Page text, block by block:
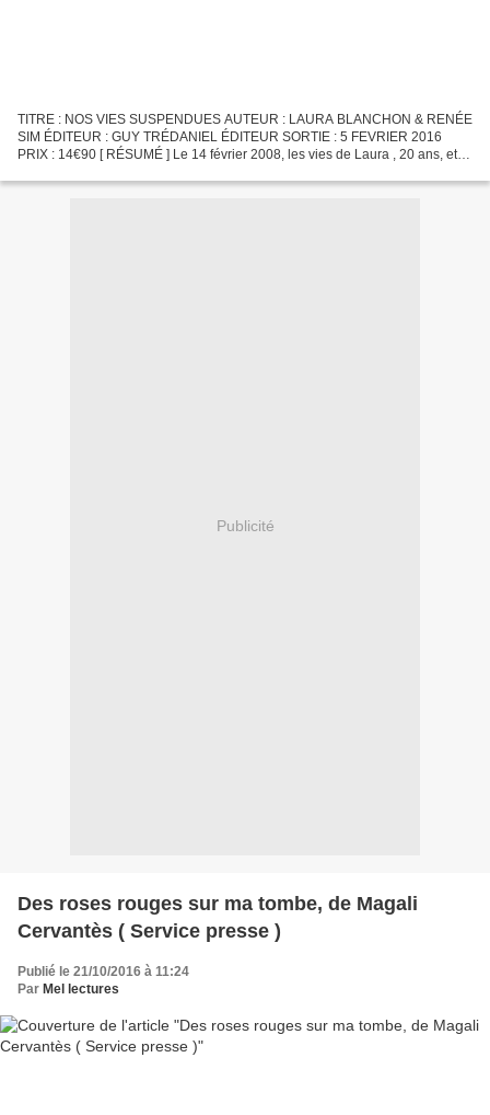
TITRE : NOS VIES SUSPENDUES AUTEUR : LAURA BLANCHON & RENÉE
SIM ÉDITEUR : GUY TRÉDANIEL ÉDITEUR SORTIE : 5 FEVRIER 2016
PRIX : 14€90 [ RÉSUMÉ ] Le 14 février 2008, les vies de Laura , 20 ans, et
Publicité
Des roses rouges sur ma tombe, de Magali
Cervantès ( Service presse )
Publié le 21/10/2016 à 11:24
Par Mel lectures